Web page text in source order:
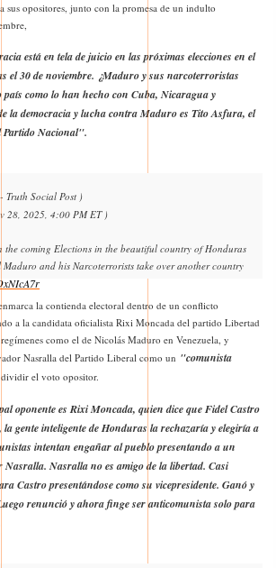
sus opositores, junto con la promesa de un indulto
está en tela de juicio en las próximas elecciones en el
el 30 de noviembre. ¿Maduro y sus narcoterroristas
como lo han hecho con Cuba, Nicaragua y
la democracia y lucha contra Maduro es Tito Asfura, el
Partido Nacional".
- Truth Social Post )
28, 2025, 4:00 PM ET )
the coming Elections in the beautiful country of Honduras
and his Narcoterrorists take over another country
TruthSocial (@TruthTrumpPost) November 28, 2025
la contienda electoral dentro de un conflicto
a la candidata oficialista Rixi Moncada del partido Libertad
como el de Nicolás Maduro en Venezuela, y
Nasralla del Partido Liberal como un "comunista
el voto opositor.
oponente es Rixi Moncada, quien dice que Fidel Castro
gente inteligente de Honduras la rechazaría y elegiría a
intentan engañar al pueblo presentando a un
Nasralla. Nasralla no es amigo de la libertad. Casi
Castro presentándose como su vicepresidente. Ganó y
renunció y ahora finge ser anticomunista solo para